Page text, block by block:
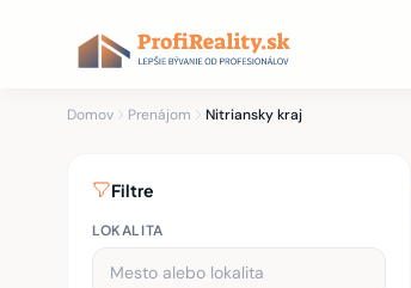
Domov Prenájom Nitriansky kraj
Filtre
LOKALITA